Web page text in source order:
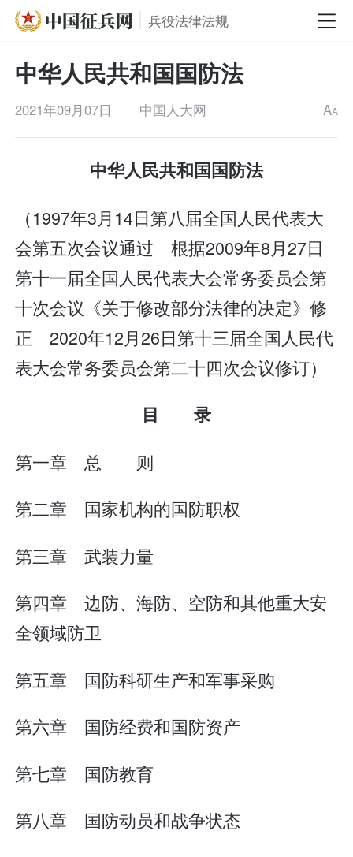
兵役法律法规
中华人民共和国国防法
2021年09月07日 中国人大网 AA
中华人民共和国国防法
（1997年3月14日第八届全国人民代表大
会第五次会议通过 根据2009年8月27日
第十一届全国人民代表大会常务委员会第
十次会议《关于修改部分法律的决定》修
正 2020年12月26日第十三届全国人民代
表大会常务委员会第二十四次会议修订）
目 录
第一章 总 则
第二章 国家机构的国防职权
第三章 武装力量
第四章 边防、海防、空防和其他重大安
全领域防卫
第五章 国防科研生产和军事采购
第六章 国防经费和国防资产
第七章 国防教育
第八章 国防动员和战争状态